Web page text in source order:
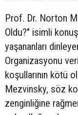
Prof. Dr. Norton
Oldu?" isimli
yaşananları
Organizasyonu
koşullarının kötü
Mezvinsky, söz
zenginliğine